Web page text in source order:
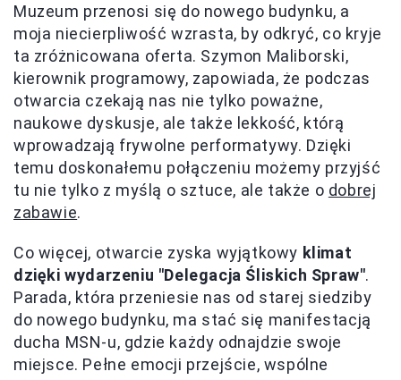
Muzeum przenosi się do nowego budynku, a
moja niecierpliwość wzrasta, by odkryć, co kryje
ta zróżnicowana oferta. Szymon Maliborski,
kierownik programowy, zapowiada, że podczas
otwarcia czekają nas nie tylko poważne,
naukowe dyskusje, ale także lekkość, którą
wprowadzają frywolne performatywy. Dzięki
temu doskonałemu połączeniu możemy przyjść
tu nie tylko z myślą o sztuce, ale także o dobrej
zabawie.
Co więcej, otwarcie zyska wyjątkowy klimat
dzięki wydarzeniu "Delegacja Śliskich Spraw".
Parada, która przeniesie nas od starej siedziby
do nowego budynku, ma stać się manifestacją
ducha MSN-u, gdzie każdy odnajdzie swoje
miejsce. Pełne emocji przejście, wspólne